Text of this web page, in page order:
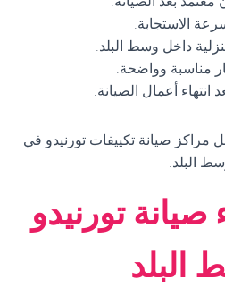
الاستجابة.
داخل وسط البلد.
مناسبة وواضحة.
انتهاء أعمال الصيانة.
مراكز صيانة تكييفات تورنيدو في
البلد.
تورنيدو
البلد